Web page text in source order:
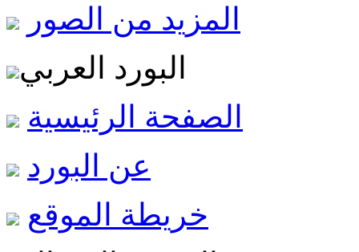
المزيد من الصور
البورد العربي
الصفحة الرئيسية
عن البورد
خريطة الموقع